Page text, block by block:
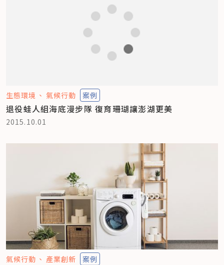
生態環境 氣候行動 案例
退役蛙人組海底漫步隊 復育珊瑚讓澎湖更美
2015.10.01
氣候行動 產業創新 案例